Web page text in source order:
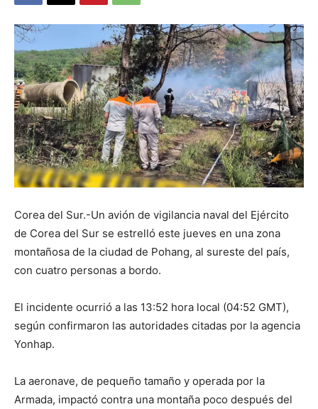
Corea del Sur.-Un avión de vigilancia naval del Ejército
de Corea del Sur se estrelló este jueves en una zona
montañosa de la ciudad de Pohang, al sureste del país,
con cuatro personas a bordo.
El incidente ocurrió a las 13:52 hora local (04:52 GMT),
según confirmaron las autoridades citadas por la agencia
Yonhap.
La aeronave, de pequeño tamaño y operada por la
Armada, impactó contra una montaña poco después del